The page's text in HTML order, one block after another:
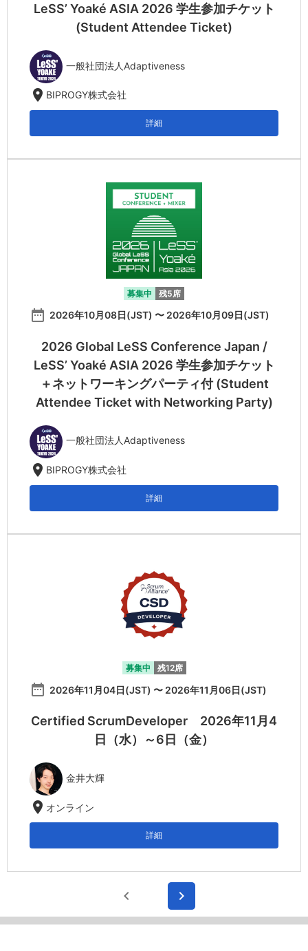
LeSS’ Yoaké ASIA 2026 学生参加チケット
(Student Attendee Ticket)
一般社団法人Adaptiveness
location_on BIPROGY株式会社
詳細
募集中 残5席
date_range 2026年10月08日(JST) 〜 2026年10月09日(JST)
2026 Global LeSS Conference Japan /
LeSS’ Yoaké ASIA 2026 学生参加チケット
＋ネットワーキングパーティ付 (Student
Attendee Ticket with Networking Party)
一般社団法人Adaptiveness
location_on BIPROGY株式会社
詳細
募集中 残12席
date_range 2026年11月04日(JST) 〜 2026年11月06日(JST)
Certified ScrumDeveloper 2026年11月4
日（水）～6日（金）
金井大輝
location_on オンライン
詳細
chevron_left chevron_right